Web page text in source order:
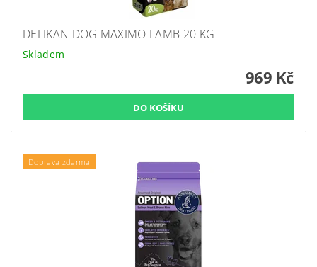
DELIKAN DOG MAXIMO LAMB 20 KG
Skladem
969 Kč
Doprava zdarma